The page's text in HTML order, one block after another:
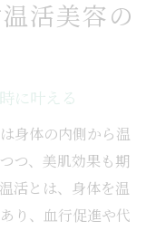
活美容の
に叶える
身体の内側から温
つ、美肌効果も期
活とは、身体を温
り、血行促進や代